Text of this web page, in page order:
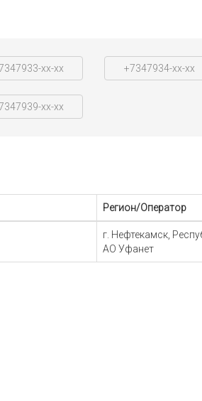
xx-xx +7347934-xx-xx
xx-xx
Регион/Оператор
г. Нефтекамск,
АО Уфанет